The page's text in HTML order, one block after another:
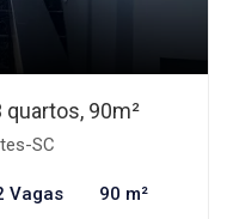
90m²
SC
Vagas 90 m²